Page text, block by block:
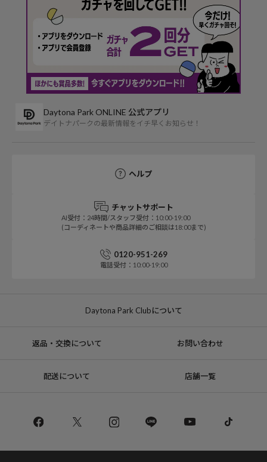
Daytona Park ONLINE 公式アプリ
デイトナパークの最新情報をイチ早くお知らせ！
ヘルプ
チャットサポート
AI受付：24時間/スタッフ受付：10:00-19:00
(コーディネートや商品詳細のご相談は18:00まで)
0120-951-269
電話受付：10:00-19:00
Daytona Park Clubについて
返品・交換について お問い合わせ
配送について 店舗一覧